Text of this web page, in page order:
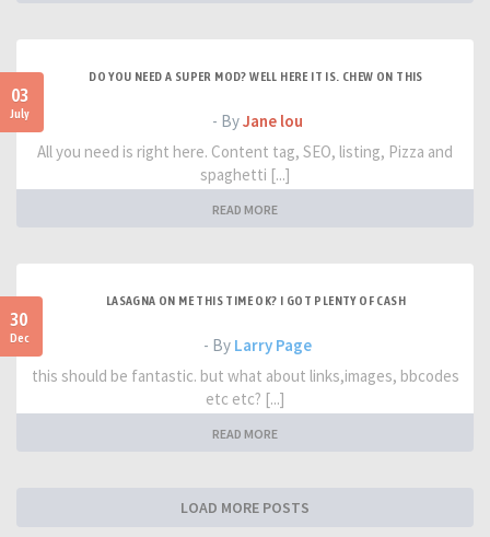
03
July
DO YOU NEED A SUPER MOD? WELL HERE IT IS. CHEW ON THIS
- ByJane lou
All you need is right here. Content tag, SEO, listing, Pizza and
spaghetti [...]
READ MORE
30
Dec
LASAGNA ON ME THIS TIME OK? I GOT PLENTY OF CASH
- By Larry Page
this should be fantastic. but what about links,images, bbcodes
etc etc? [...]
READ MORE
LOAD MORE POSTS